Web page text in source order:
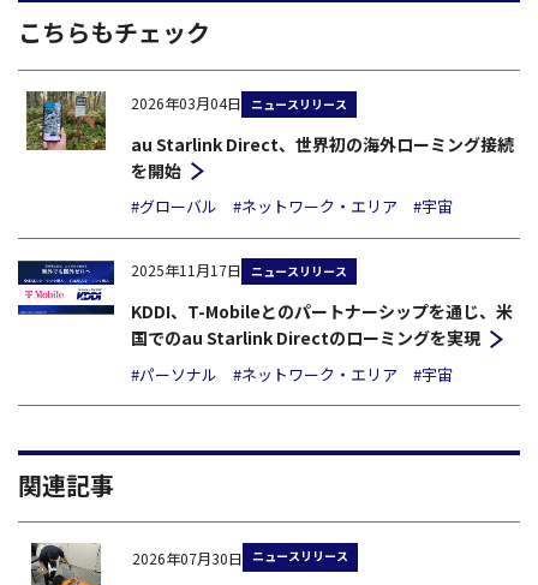
こちらもチェック
2026年03月04日 ニュースリリース
au Starlink Direct、世界初の海外ローミング接続
を開始
#グローバル #ネットワーク・エリア #宇宙
2025年11月17日 ニュースリリース
KDDI、T-Mobileとのパートナーシップを通じ、米
国でのau Starlink Directのローミングを実現
#パーソナル #ネットワーク・エリア #宇宙
関連記事
2026年07月30日 ニュースリリース